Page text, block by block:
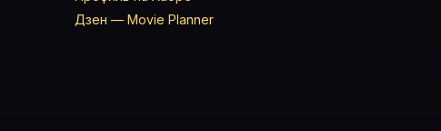
Дзен — Movie Planner